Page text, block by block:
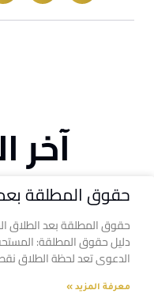
آخر
حقوق المطلقة
حقوق المطلقة بعد الطلاق
دليل حقوق المطلقة:
الدعوى تعد لحظة الطلاق
معرفة المزيد »